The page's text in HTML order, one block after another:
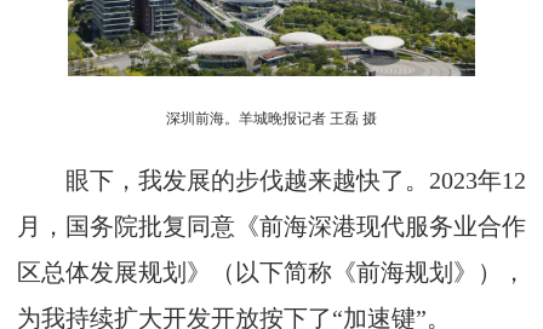
深圳前海。羊城晚报记者 王磊 摄
眼下，我发展的步伐越来越快了。2023年12
月，国务院批复同意《前海深港现代服务业合作
区总体发展规划》（以下简称《前海规划》），
为我持续扩大开发开放按下了“加速键”。